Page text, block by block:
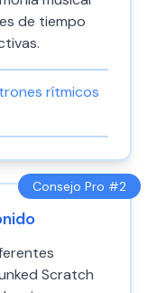
de tiempo
rítmicos
Consejo Pro #2
Scratch